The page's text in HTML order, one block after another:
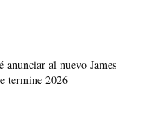
anunciar al nuevo James
termine 2026